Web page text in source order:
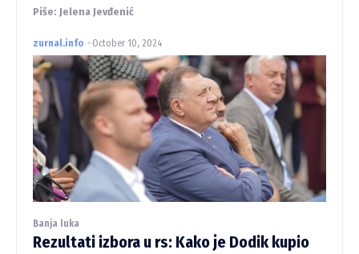
Piše: Jelena Jevđenić
zurnal.info - October 10, 2024
Banja luka
Rezultati izbora u rs: Kako je Dodik kupio